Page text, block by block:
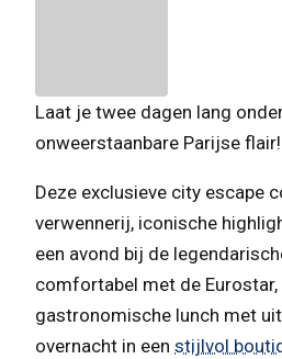
Laat je twee dagen lang
onweerstaanbare Parijse flair!
Deze exclusieve city escape
verwennerij, iconische
een avond bij de
comfortabel met de Eurostar,
gastronomische lunch met
overnacht in een stijlvol